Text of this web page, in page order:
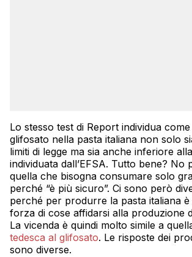
Lo stesso test di Report individua
glifosato nella pasta italiana non solo
limiti di legge ma sia anche inferiore
individuata dall’EFSA. Tutto bene? No
quella che bisogna consumare solo
perché “è più sicuro”. Ci sono però
perché per produrre la pasta italiana
forza di cose affidarsi alla produzione
La vicenda è quindi molto simile a
tedesca al glifosato. Le risposte dei
sono diverse.